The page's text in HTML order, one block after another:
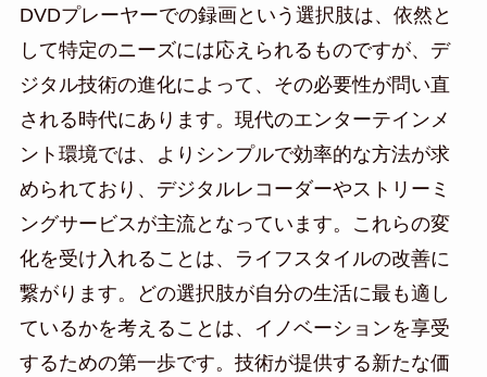
DVDプレーヤーでの録画という選択肢は、依然と
して特定のニーズには応えられるものですが、デ
ジタル技術の進化によって、その必要性が問い直
される時代にあります。現代のエンターテインメ
ント環境では、よりシンプルで効率的な方法が求
められており、デジタルレコーダーやストリーミ
ングサービスが主流となっています。これらの変
化を受け入れることは、ライフスタイルの改善に
繋がります。どの選択肢が自分の生活に最も適し
ているかを考えることは、イノベーションを享受
するための第一歩です。技術が提供する新たな価